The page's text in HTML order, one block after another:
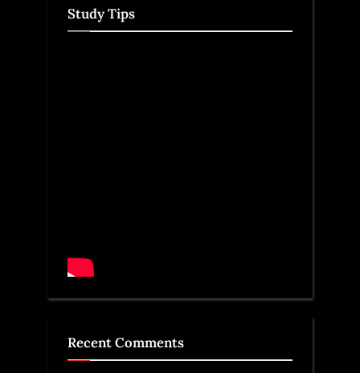
Study Tips
Recent Comments